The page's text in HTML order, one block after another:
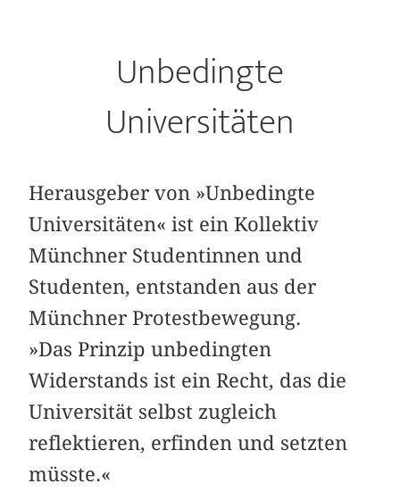
Unbedingte
Universitäten
Herausgeber von »Unbedingte
Universitäten« ist ein Kollektiv
Münchner Studentinnen und
Studenten, entstanden aus der
Münchner Protestbewegung.
»Das Prinzip unbedingten
Widerstands ist ein Recht, das die
Universität selbst zugleich
reflektieren, erfinden und setzten
müsste.«